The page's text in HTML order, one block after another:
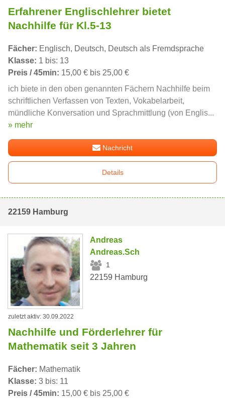
Erfahrener Englischlehrer bietet
Nachhilfe für Kl.5-13
Fächer: Englisch, Deutsch, Deutsch als Fremdsprache
Klasse: 1 bis: 13
Preis / 45min: 15,00 € bis 25,00 €
ich biete in den oben genannten Fächern Nachhilfe beim
schriftlichen Verfassen von Texten, Vokabelarbeit,
mündliche Konversation und Sprachmittlung (von Englis...
» mehr
Nachricht
Details
22159 Hamburg
Andreas
Andreas.Sch
1
22159 Hamburg
zuletzt aktiv: 30.09.2022
Nachhilfe und Förderlehrer für
Mathematik seit 3 Jahren
Fächer: Mathematik
Klasse: 3 bis: 11
Preis / 45min: 15,00 € bis 25,00 €